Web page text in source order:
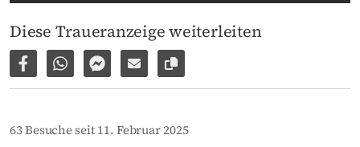
Diese Traueranzeige weiterleiten
Auf Facebook teilen
Per WhatsApp weiterleiten
Per Facebook Messenger weiterleiten
Per E-Mail versenden
Link zur Seite kopieren
63 Besuche seit 11. Februar 2025